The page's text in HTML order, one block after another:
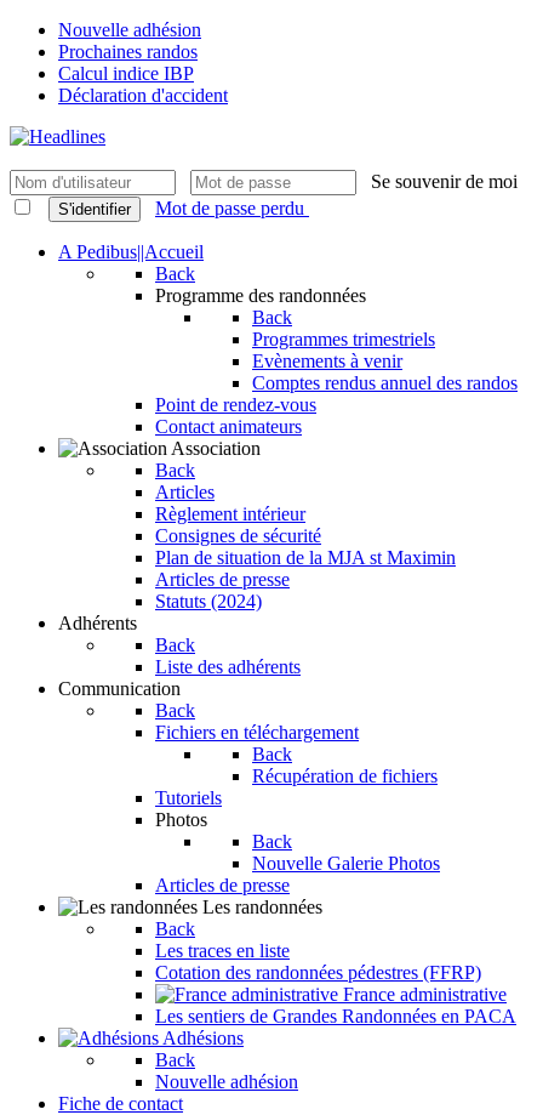
Nouvelle adhésion
Prochaines randos
Calcul indice IBP
Déclaration d'accident
Se souvenir de moi
S'identifier Mot de passe perdu
A Pedibus||Accueil
Back
Programme des randonnées
Back
Programmes trimestriels
Evènements à venir
Comptes rendus annuel des randos
Point de rendez-vous
Contact animateurs
Association
Back
Articles
Règlement intérieur
Consignes de sécurité
Plan de situation de la MJA st Maximin
Articles de presse
Statuts (2024)
Adhérents
Back
Liste des adhérents
Communication
Back
Fichiers en téléchargement
Back
Récupération de fichiers
Tutoriels
Photos
Back
Nouvelle Galerie Photos
Articles de presse
Les randonnées
Back
Les traces en liste
Cotation des randonnées pédestres (FFRP)
France administrative
Les sentiers de Grandes Randonnées en PACA
Adhésions
Back
Nouvelle adhésion
Fiche de contact